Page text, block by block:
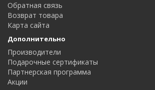
Обратная связь
Возврат товара
Карта сайта
Дополнительно
Производители
Подарочные сертификаты
Партнерская программа
Акции